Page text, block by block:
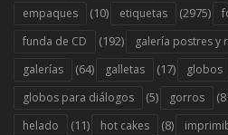
empaques (10) etiquetas (2975)
funda de CD (192) galería postres y
galerías (64) galletas (17) globos
globos para diálogos (5) gorros
helado (11) hot cakes (8)